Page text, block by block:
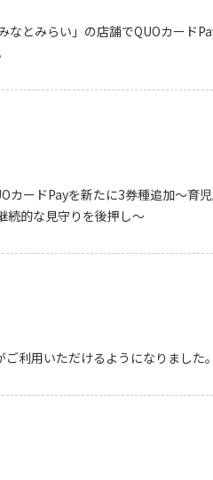
なとみらい」の店舗でQUOカード
カードPayを新たに3券種追加～育
続的な見守りを後押し～
利用いただけるようになりました